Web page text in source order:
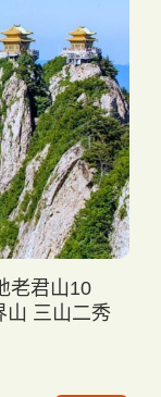
老君山10
山 三山二秀